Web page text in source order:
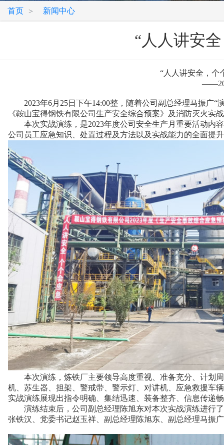
首页 > 新闻中心
“人人讲安
“人人讲安全，个个会应急”
——2023年度公司生产安全综合
2023年6月25日下午14:00整，随着公司副总经理马振广“
《鞍山宝得钢铁有限公司生产安全综合预案》及消防灭火实
本次实战演练，是2023年度公司安全生产月重要活动内容
公司员工应急知识、处置过程及方法以及实战能力的全面提
本次演练，炼铁厂主要领导高度重视、准备充分、计划周
机、苏生器、担架、警戒带、警示灯、对讲机、应急救援车
实战演练展现出指令明确、集结迅速、装备整齐、信息传递
演练结束后，公司副总经理陈旭东对本次实战演练进行了
张铁汉、党委书记赵玉祥、副总经理陈旭东、副总经理马振